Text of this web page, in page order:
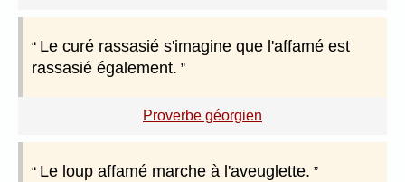
Le curé rassasié s'imagine que l'affamé est
rassasié également.
Proverbe géorgien
Le loup affamé marche à l'aveuglette.